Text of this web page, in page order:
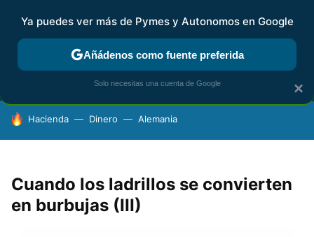
MENÚ NUEVO
FISCALIDAD Y CONTABILIDAD KIT DIGITAL
HOY SE HABLA DE
Hacienda Dinero Alemania
Cuando los ladrillos se convierten
en burbujas (III)
×
Ya puedes ver más de Pymes y Autonomos en Google
Añádenos como fuente preferida
Solo necesitas una cuenta de Google